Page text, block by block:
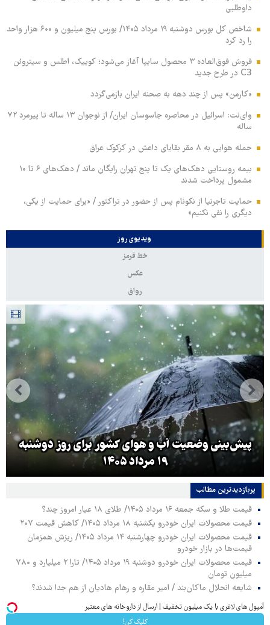
داوطلبی
شاخص کل بورس دوشنبه ۱۹ مرداد ۱۴۰۵/ بورس پنج میلیون و ۶۰۰ هزار واحد
را رد کرد
فروش فوق‌العاده ۳ محصول سایپا آغاز می‌شود؛ کوییک، اطلس و سیتروئن
C3 در طرح جدید
«کارمن» پس از چند دهه به صحنه ایران بازمی‌گردد
وای‌نت: اسرائیل در محاصره جاسوسان ایران/ از نوجوان ۱۳ ساله تا پیرمرد ۷۲
ساله
حمله هوایی به ۸ مقر بقایای داعش در کرکوک عراق
بیمه روستایی دهک‌های یک تا پنج تهران رایگان ماند / دهک‌های ۶ تا ۱۰
مشمول پرداخت شدند
حمایت تاجرنیا از نکونام پس از حضور در تراکتور / «برای حمایت از یکی،
دیگری را نفی نکنیم»
ویدیوی روز
خط قرمز
عکس
رواق
پیش‌بینی وضعیت آب و هوای کشور برای روز دوشنبه
۱۹ مرداد ۱۴۰۵
پربازدیدترین‌ مطالب
قیمت طلا و سکه جمعه ۱۶ مرداد ۱۴۰۵/ طلای ۱۸ عیار امروز چند؟
قیمت محصولات ایران خودرو یکشنبه ۱۸ مرداد ۱۴۰۵/ کاهش قیمت ۲۰۷
قیمت محصولات ایران خودرو چهارشنبه ۱۴ مرداد ۱۴۰۵/ ریزش همزمان
قیمت‌ها در بازار خودرو
قیمت محصولات ایران خودرو دوشنبه ۱۹ مرداد ۱۴۰۵/ تارا ۲ میلیارد و ۷۸۰
میلیون تومان
شایعه انحلال ماکان‌بند / امیر مقاره و رهام هادیان از هم جدا شدند؟
آمپول های لاغری با یک میلیون تخفیف | ارسال از داروخانه های معتبر
کلیک کن!